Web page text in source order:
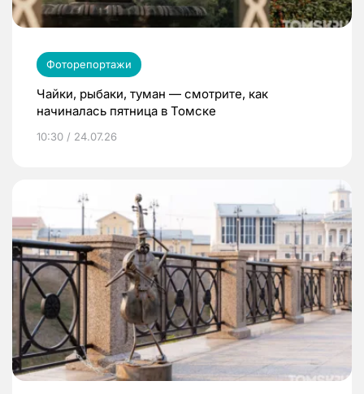
Фоторепортажи
Чайки, рыбаки, туман — смотрите, как
начиналась пятница в Томске
10:30 / 24.07.26